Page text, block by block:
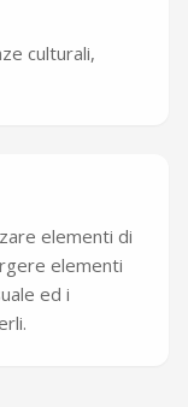
culturali,
elementi di
elementi
ed i